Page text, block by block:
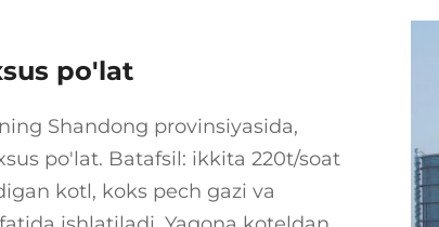
po'lat
Shandong provinsiyasida,
po'lat. Batafsil: ikkita 220t/soat
kotl, koks pech gazi va